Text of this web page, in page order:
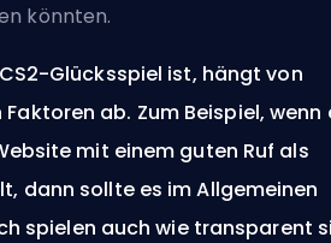
könnten.
Glücksspiel ist, hängt von
ab. Zum Beispiel, wenn
mit einem guten Ruf als
dann sollte es im Allgemeinen
spielen auch wie transparent